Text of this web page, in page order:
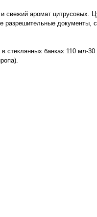
свежий аромат цитрусовых.
документы,
стеклянных банках 110 мл-